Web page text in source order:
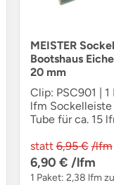
MEISTER
Bootshaus
20 mm
Clip: PSC901 |
lfm Sockelleiste
Tube für ca. 15
statt 6,95 € /lfm
6,90 € /lfm
1 Paket: 2,38 lfm